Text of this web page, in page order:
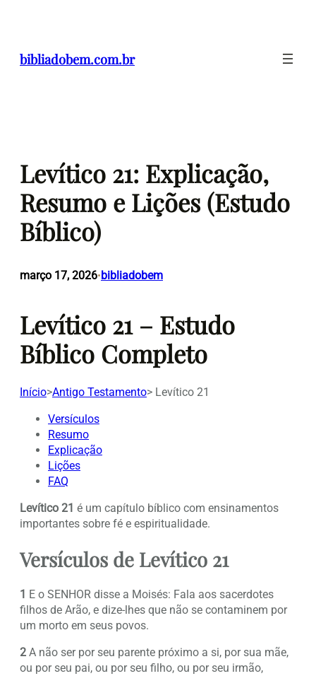
conteúdo
bibliadobem.com.br
Levítico 21: Explicação,
Resumo e Lições (Estudo
Bíblico)
março 17, 2026•bibliadobem
Levítico 21 – Estudo
Bíblico Completo
Início>Antigo Testamento> Levítico 21
Versículos
Resumo
Explicação
Lições
FAQ
Levítico 21 é um capítulo bíblico com ensinamentos
importantes sobre fé e espiritualidade.
Versículos de Levítico 21
1 E o SENHOR disse a Moisés: Fala aos sacerdotes
filhos de Arão, e dize-lhes que não se contaminem por
um morto em seus povos.
2 A não ser por seu parente próximo a si, por sua mãe,
ou por seu pai, ou por seu filho, ou por seu irmão,